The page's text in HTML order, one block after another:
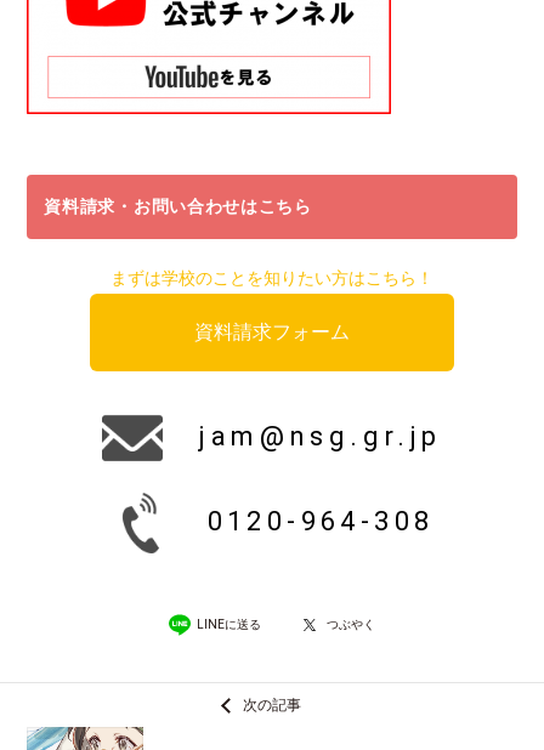
資料請求・お問い合わせはこちら
まずは学校のことを知りたい方はこちら！
資料請求フォーム
jam@nsg.gr.jp
0120-964-308
LINEに送る つぶやく
次の記事